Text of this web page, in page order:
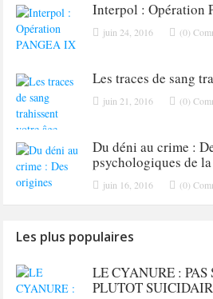
Interpol : Opération
juin 24, 2016 (0)
Les traces de sang
juin 21, 2016 (0)
Du déni au crime :
psychologiques de
juin 16, 2016 (0)
Les plus populaires
LE CYANURE : PAS
PLUTOT